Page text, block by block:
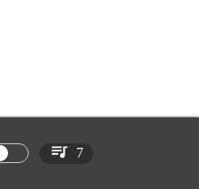
7